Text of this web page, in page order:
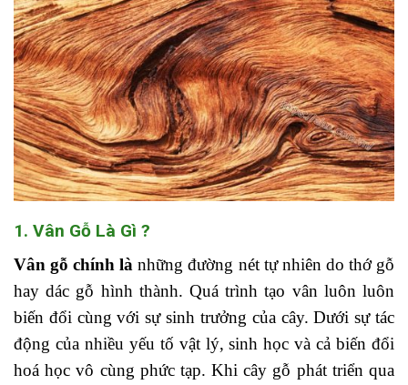
1. Vân Gỗ Là Gì ?
Vân gỗ chính là những đường nét tự nhiên do thớ gỗ
hay dác gỗ hình thành. Quá trình tạo vân luôn luôn
biến đổi cùng với sự sinh trưởng của cây. Dưới sự tác
động của nhiều yếu tố vật lý, sinh học và cả biến đổi
hoá học vô cùng phức tạp. Khi cây gỗ phát triển qua